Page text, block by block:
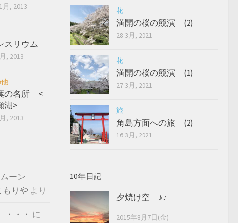
花
満開の桜の競演 (2)
28 3月, 2021
花
満開の桜の競演 (1)
27 3月, 2021
旅
角島方面への旅 (2)
16 3月, 2021
10年日記
夕焼け空 ♪♪
2015年8月7日(金)
月, 2013
スリウム
, 2013
他
の名所 <
湖>
, 2013
ーン
もりや より
・・・ に